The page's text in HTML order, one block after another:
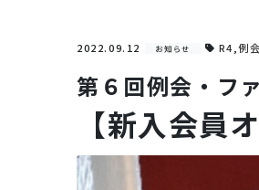
2022.09.12 お知らせ R4 ,例会
第６回例会・フ
【新入会員